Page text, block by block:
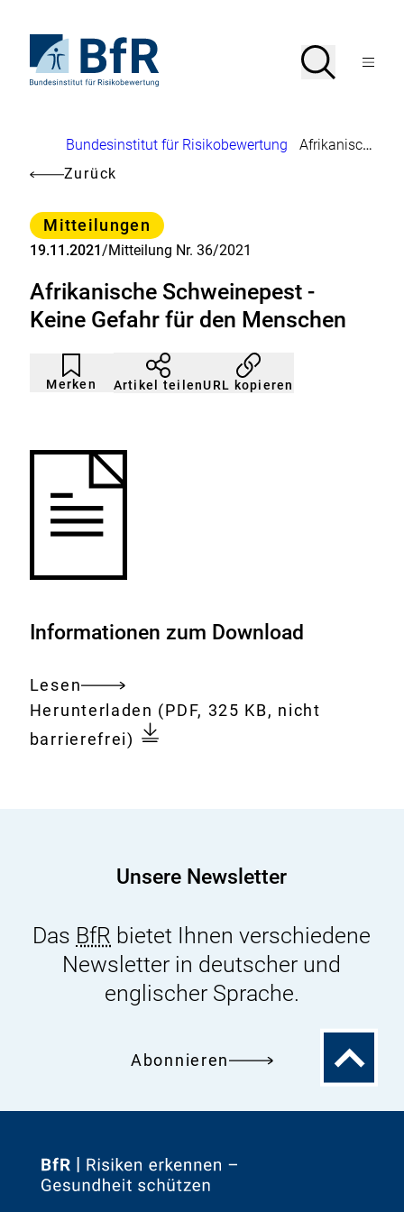
Seiteninhalt
springenStartseite
von
Suche
SucheMenü
Brotkrumennavigation
Bundesinstitut für Risikobewertung
Afrikanische Schweinepest - Keine Gefahr für den Menschen
Zurück
Kategorie
Mitteilungen
19.11.2021/Mitteilung Nr. 36/2021
Afrikanische Schweinepest -
Keine Gefahr für den Menschen
Merken
Artikel
nicht
gemerkt
Durch
Klicken
der
Artikel teilenURL kopieren
Informationen zum Download
Lesen
Gesamtes
Dokument
Download:
Herunterladen Afrikanische
Schweinepest
Menschen
(PDF, 325 KB, nicht
barrierefrei)
Unsere Newsletter
Das BfR bietet Ihnen verschiedene
Newsletter in deutscher und
englischer Sprache.
Abonnieren
Zum
Zur